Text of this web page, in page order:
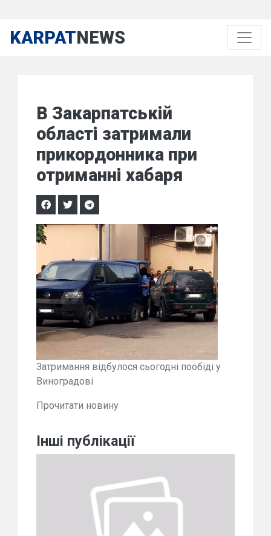
KARPATNEWS
В Закарпатській
області затримали
прикордонника при
отриманні хабаря
Затримання відбулося сьогодні пообіді у
Виноградові
Прочитати новину
Інші публікації